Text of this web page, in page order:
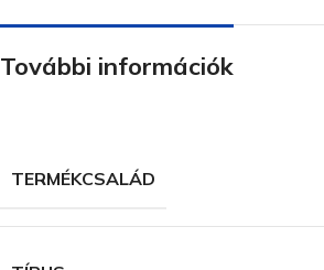
További információk
TERMÉKCSALÁD